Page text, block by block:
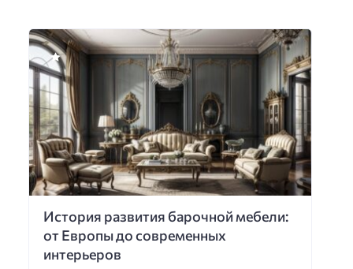
История развития барочной мебели:
от Европы до современных
интерьеров